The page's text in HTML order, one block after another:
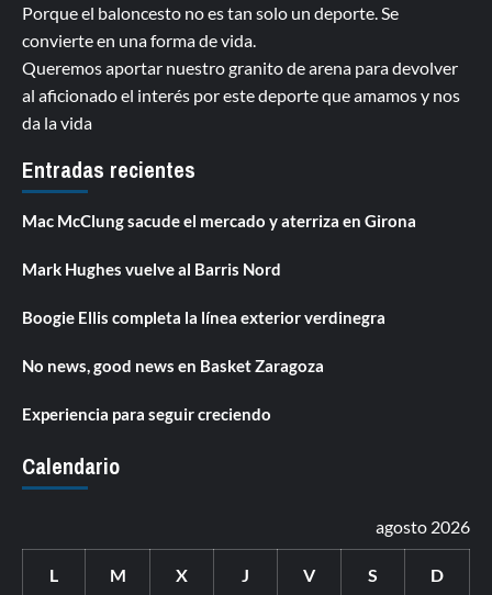
Porque el baloncesto no es tan solo un deporte. Se
convierte en una forma de vida.
Queremos aportar nuestro granito de arena para devolver
al aficionado el interés por este deporte que amamos y nos
da la vida
Entradas recientes
Mac McClung sacude el mercado y aterriza en Girona
Mark Hughes vuelve al Barris Nord
Boogie Ellis completa la línea exterior verdinegra
No news, good news en Basket Zaragoza
Experiencia para seguir creciendo
Calendario
agosto 2026
L M X J V S D